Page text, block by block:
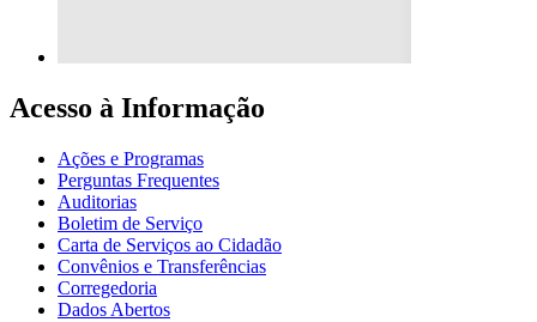
Acesso à Informação
Ações e Programas
Perguntas Frequentes
Auditorias
Boletim de Serviço
Carta de Serviços ao Cidadão
Convênios e Transferências
Corregedoria
Dados Abertos